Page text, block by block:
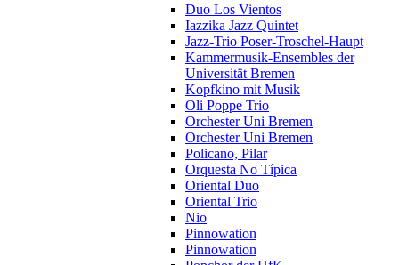
Duo Los Vientos
Iazzika Jazz Quintet
Jazz-Trio Poser-Troschel-Haupt
Kammermusik-Ensembles der
Universität Bremen
Kopfkino mit Musik
Oli Poppe Trio
Orchester Uni Bremen
Orchester Uni Bremen
Policano, Pilar
Orquesta No Típica
Oriental Duo
Oriental Trio
Nio
Pinnowation
Pinnowation